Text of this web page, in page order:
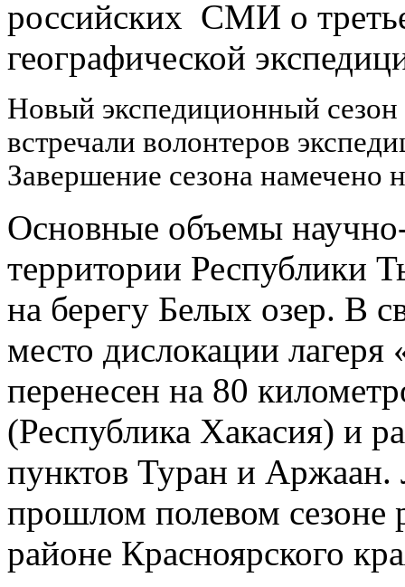
российских СМИ о
географической
Новый экспедиционный
встречали волонтеров
Завершение сезона намечено
Основные объемы научно-
территории Республики
на берегу Белых озер. В
место дислокации
перенесен на 80
(Республика Хакасия) и
пунктов Туран и Аржаан.
прошлом полевом сезоне
районе Красноярского